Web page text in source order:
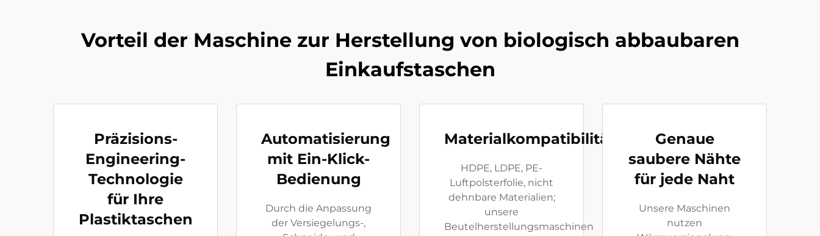
Vorteil der Maschine zur Herstellung von biologisch abbaubaren
Einkaufstaschen
Präzisions-
Engineering-
Technologie
für Ihre
Plastiktaschen
Automatisierung
mit Ein-Klick-
Bedienung
Durch die Anpassung
der Versiegelungs-,
Materialkompatibilität
HDPE, LDPE, PE-
Luftpolsterfolie, nicht
dehnbare Materialien;
unsere
Beutelherstellungsmaschinen
Genaue
saubere Nähte
für jede Naht
Unsere Maschinen
nutzen